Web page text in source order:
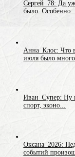
Сергей_78: Да
было. Особенно...
Анна_Клос: Что
июля было много
Иван_Супер: Ну
спорт, эконо...
Оксана_2026:
событий